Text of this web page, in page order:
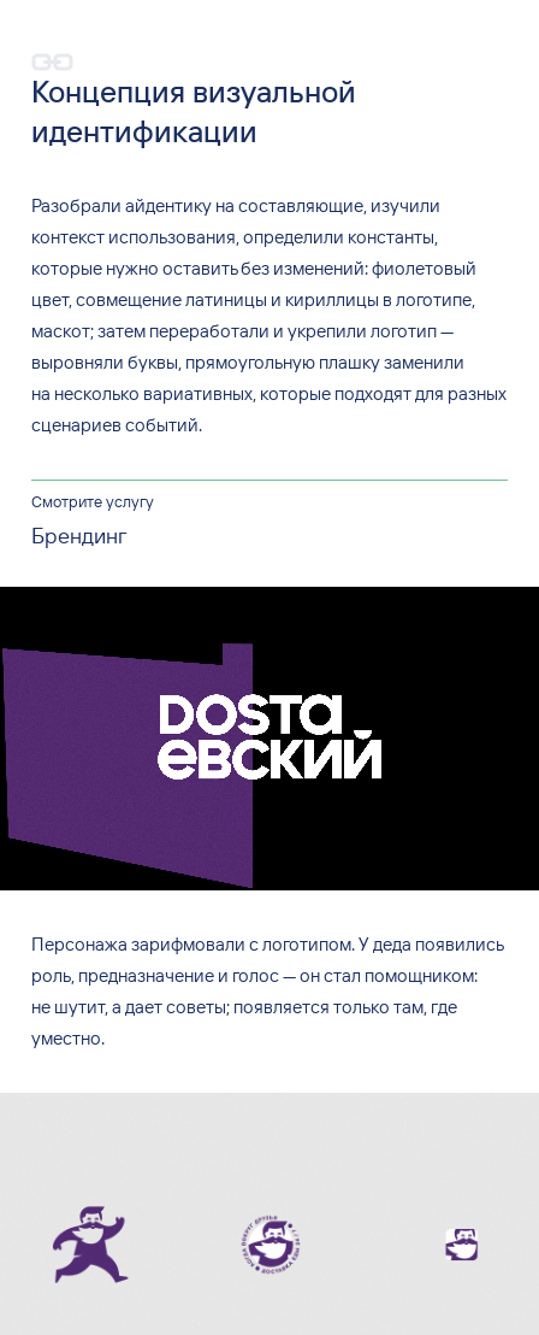
Концепция визуальной
идентификации
Разобрали айдентику на составляющие, изучили
контекст использования, определили константы,
которые нужно оставить без изменений: фиолетовый
цвет, совмещение латиницы и кириллицы в логотипе,
маскот; затем переработали и укрепили логотип —
выровняли буквы, прямоугольную плашку заменили
на несколько вариативных, которые подходят для разных
сценариев событий.
Смотрите услугу
Брендинг
Персонажа зарифмовали с логотипом. У деда появились
роль, предназначение и голос—онстал помощником:
не шутит, а дает советы; появляется только там, где
уместно.